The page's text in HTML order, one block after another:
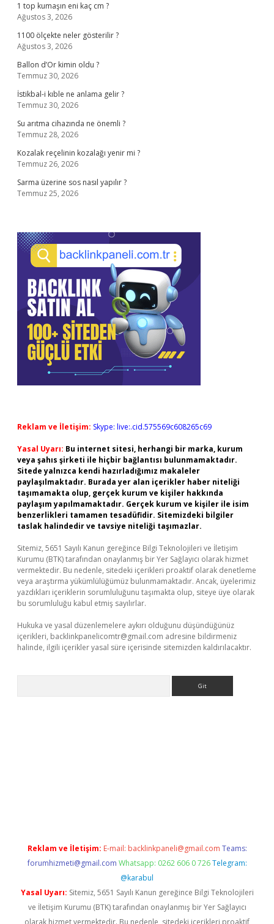
1 top kumaşın eni kaç cm ?
Ağustos 3, 2026
1100 ölçekte neler gösterilir ?
Ağustos 3, 2026
Ballon d’Or kimin oldu ?
Temmuz 30, 2026
İstikbal-i kıble ne anlama gelir ?
Temmuz 30, 2026
Su arıtma cihazında ne önemli ?
Temmuz 28, 2026
Kozalak reçelinin kozalağı yenir mi ?
Temmuz 26, 2026
Sarma üzerine sos nasıl yapılır ?
Temmuz 25, 2026
Reklam ve İletişim: Skype: live:.cid.575569c608265c69
Yasal Uyarı: Bu internet sitesi, herhangi bir marka, kurum
veya şahıs şirketi ile hiçbir bağlantısı bulunmamaktadır.
Sitede yalnızca kendi hazırladığımız makaleler
paylaşılmaktadır. Burada yer alan içerikler haber niteliği
taşımamakta olup, gerçek kurum ve kişiler hakkında
paylaşım yapılmamaktadır. Gerçek kurum ve kişiler ile isim
benzerlikleri tamamen tesadüfidir. Sitemizdeki bilgiler
taslak halindedir ve tavsiye niteliği taşımazlar.
Sitemiz, 5651 Sayılı Kanun gereğince Bilgi Teknolojileri ve İletişim
Kurumu (BTK) tarafından onaylanmış bir Yer Sağlayıcı olarak hizmet
vermektedir. Bu nedenle, sitedeki içerikleri proaktif olarak denetleme
veya araştırma yükümlülüğümüz bulunmamaktadır. Ancak, üyelerimiz
yazdıkları içeriklerin sorumluluğunu taşımakta olup, siteye üye olarak
bu sorumluluğu kabul etmiş sayılırlar.
Hukuka ve yasal düzenlemelere aykırı olduğunu düşündüğünüz
içerikleri, backlinkpanelicomtr@gmail.com adresine bildirmeniz
halinde, ilgili içerikler yasal süre içerisinde sitemizden kaldırılacaktır.
Reklam ve İletişim: E-mail: backlinkpaneli@gmail.com Teams:
forumhizmeti@gmail.com Whatsapp: 0262 606 0 726 Telegram:
@karabul
Yasal Uyarı: Sitemiz, 5651 Sayılı Kanun gereğince Bilgi Teknolojileri
ve İletişim Kurumu (BTK) tarafından onaylanmış bir Yer Sağlayıcı
olarak hizmet vermektedir. Bu nedenle, sitedeki içerikleri proaktif